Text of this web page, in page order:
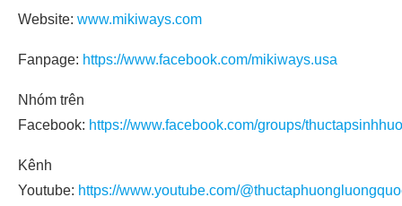
Website: www.mikiways.com
Fanpage: https://www.facebook.com/mikiways.usa
Nhóm trên
Facebook: https://www.facebook.com/groups/
Kênh
Youtube: https://www.youtube.com/